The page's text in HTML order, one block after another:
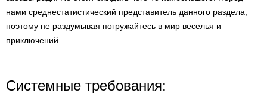
нами среднестатистический представитель данного раздела,
поэтому не раздумывая погружайтесь в мир веселья и
приключений.
Системные требования: